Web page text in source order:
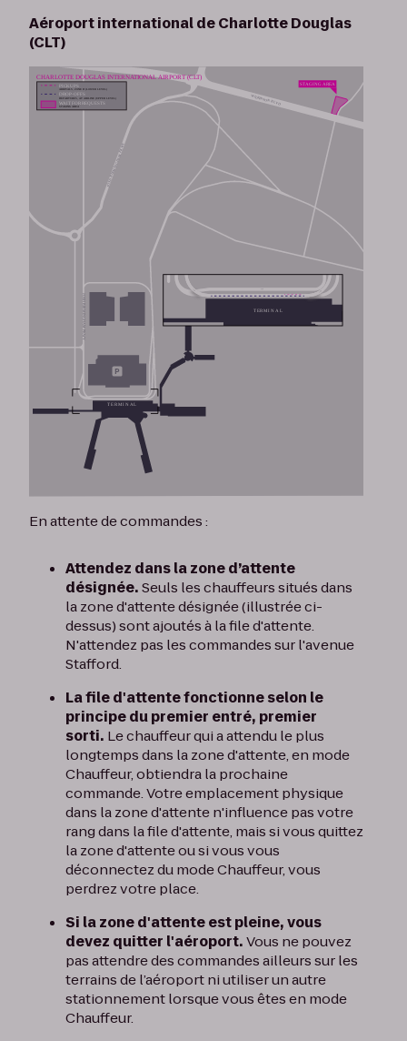
Aéroport international de Charlotte Douglas
(CLT)
En attente de commandes :
Attendez dans la zone d’attente
désignée.Seuls les chauffeurs situés dans
la zone d'attente désignée (illustrée ci-
dessus) sont ajoutés à la file d'attente.
N'attendez pas les commandes sur l'avenue
Stafford.
La file d'attente fonctionne selon le
principe du premier entré, premier
sorti. Le chauffeur qui a attendu le plus
longtemps dans la zone d'attente, en mode
Chauffeur, obtiendra la prochaine
commande. Votre emplacement physique
dans la zone d'attente n'influence pas votre
rang dans la file d'attente, mais si vous quittez
la zone d'attente ou si vous vous
déconnectez du mode Chauffeur, vous
perdrez votre place.
Si la zone d'attente est pleine, vous
devez quitter l'aéroport.Vous ne pouvez
pas attendre des commandes ailleurs sur les
terrains de l’aéroport ni utiliser un autre
stationnement lorsque vous êtes en mode
Chauffeur.